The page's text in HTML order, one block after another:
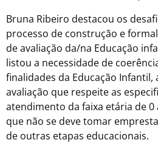
Bruna Ribeiro destacou os
processo de construção e
de avaliação da/na Educação
listou a necessidade de
finalidades da Educação
avaliação que respeite as
atendimento da faixa etária de 0
que não se deve tomar
de outras etapas educacionais.